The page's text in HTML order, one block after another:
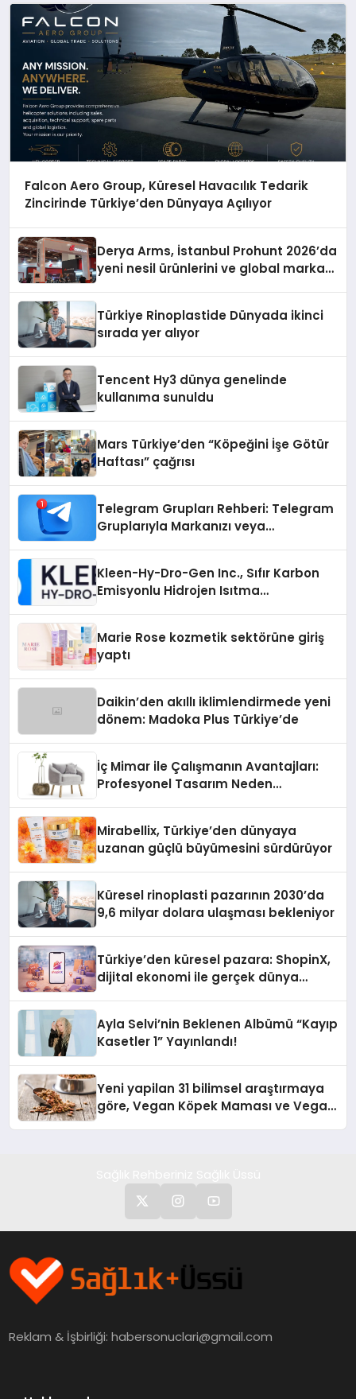
Falcon Aero Group, Küresel Havacılık Tedarik
Zincirinde Türkiye’den Dünyaya Açılıyor
Derya Arms, İstanbul Prohunt 2026’da
yeni nesil ürünlerini ve global marka
Türkiye Rinoplastide Dünyada ikinci
sırada yer alıyor
Tencent Hy3 dünya genelinde
kullanıma sunuldu
Mars Türkiye’den “Köpeğini İşe Götür
Haftası” çağrısı
Telegram Grupları Rehberi: Telegram
Gruplarıyla Markanızı veya
Kleen-Hy-Dro-Gen Inc., Sıfır Karbon
Emisyonlu Hidrojen Isıtma
Marie Rose kozmetik sektörüne giriş
yaptı
Daikin’den akıllı iklimlendirmede yeni
dönem: Madoka Plus Türkiye’de
İç Mimar ile Çalışmanın Avantajları:
Profesyonel Tasarım Neden
Mirabellix, Türkiye’den dünyaya
uzanan güçlü büyümesini sürdürüyor
Küresel rinoplasti pazarının 2030’da
9,6 milyar dolara ulaşması bekleniyor
Türkiye’den küresel pazara: ShopinX,
dijital ekonomi ile gerçek dünya
Ayla Selvi’nin Beklenen Albümü “Kayıp
Kasetler 1” Yayınlandı!
Yeni yapilan 31 bilimsel araştırmaya
göre, Vegan Köpek Maması ve Vegan
Reklam & İşbirliği:habersonuclari@gmail.com